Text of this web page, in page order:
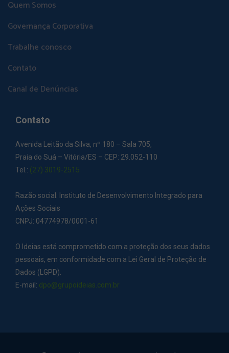
Quem Somos
Governança Corporativa
Trabalhe conosco
Contato
Canal de Denúncias
Contato
Avenida Leitão da Silva, nº 180 – Sala 705,
Praia do Suá – Vitória/ES – CEP: 29.052-110
Tel.: (27) 3019-2515
Razão social: Instituto de Desenvolvimento Integrado para
Ações Sociais
CNPJ: 04774978/0001-61
O Ideias está comprometido com a proteção dos seus dados
pessoais, em conformidade com a Lei Geral de Proteção de
Dados (LGPD).
E-mail: dpo@grupoideias.com.br